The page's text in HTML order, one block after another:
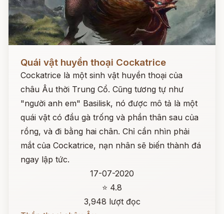
Quái vật huyền thoại Cockatrice
Cockatrice là một sinh vật huyền thoại của
châu Âu thời Trung Cổ. Cũng tương tự như
"người anh em" Basilisk, nó được mô tả là một
quái vật có đầu gà trống và phần thân sau của
rồng, và đi bằng hai chân. Chỉ cần nhìn phải
mắt của Cockatrice, nạn nhân sẽ biến thành đá
ngay lập tức.
17-07-2020
⭐ 4.8
3,948 lượt đọc